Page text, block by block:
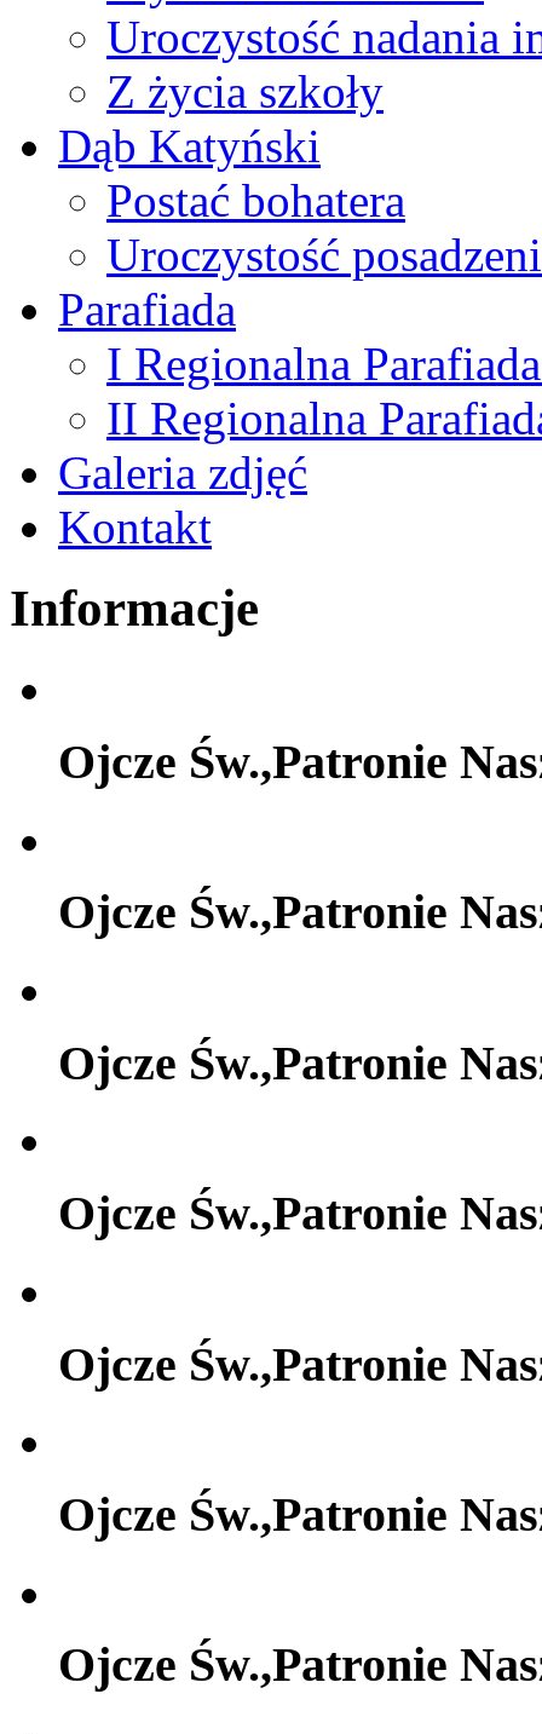
Uroczystość nadania
Z życia szkoły
Dąb Katyński
Postać bohatera
Uroczystość
Parafiada
I Regionalna
II Regionalna
Galeria zdjęć
Kontakt
Informacje
Ojcze Św.,Patronie
Ojcze Św.,Patronie
Ojcze Św.,Patronie
Ojcze Św.,Patronie
Ojcze Św.,Patronie
Ojcze Św.,Patronie
Ojcze Św.,Patronie